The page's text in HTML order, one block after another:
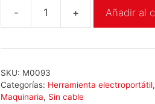
-
Milwaukee
CHIWF-
502X
cantidad
+ Añadir al
SKU: M0093
Categorías: Herramienta electroportátil,
Maquinaria, Sin cable